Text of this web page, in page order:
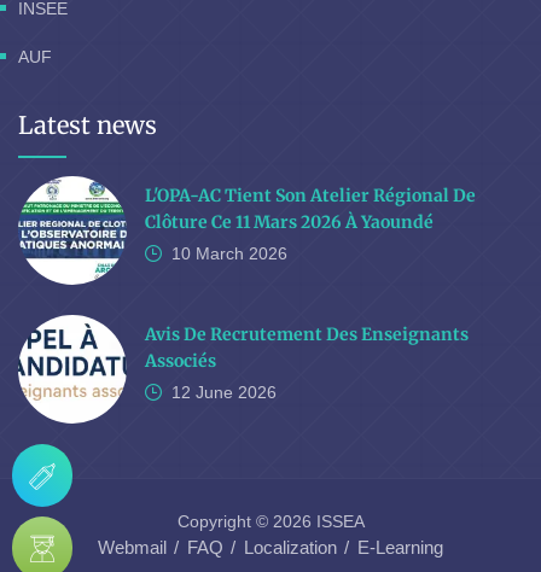
INSEE
AUF
Latest news
L'OPA-AC Tient Son Atelier Régional De
Clôture Ce 11 Mars 2026 À Yaoundé
10 March 2026
Avis De Recrutement Des Enseignants
Associés
12 June 2026
Copyright © 2026 ISSEA
Webmail FAQ Localization E-Learning